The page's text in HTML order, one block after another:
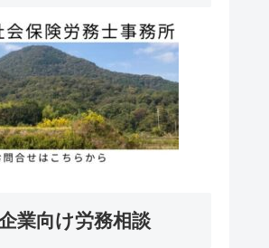
業向け労務相談